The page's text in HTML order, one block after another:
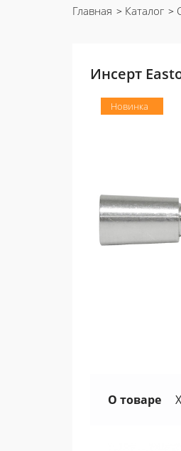
Главная Каталог
Инсерт
Новинка
О товаре